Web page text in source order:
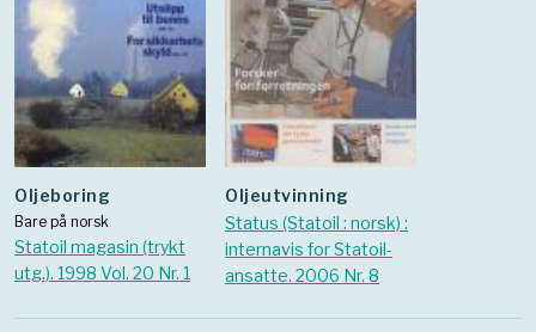
Oljeboring
Bare på norsk
Statoil magasin (trykt
utg.). 1998 Vol. 20 Nr. 1
Oljeutvinning
Status (Statoil : norsk) :
internavis for Statoil-
ansatte. 2006 Nr. 8